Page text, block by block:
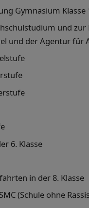
Gymnasium Klasse
und
und der Agentur für
6. Klasse
in der 8. Klasse
(Schule ohne